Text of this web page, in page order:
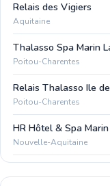
Relais des Vigiers
Aquitaine
Thalasso Spa Marin
Poitou-Charentes
Relais Thalasso Ile
Poitou-Charentes
HR Hôtel & Spa Marin
Nouvelle-Aquitaine